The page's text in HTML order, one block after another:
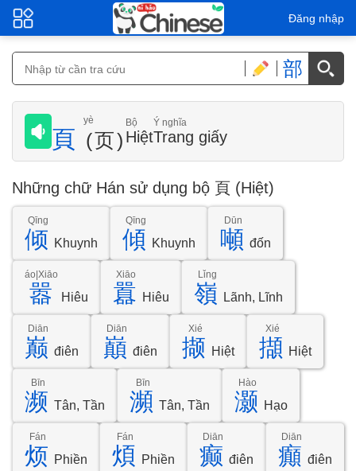
Đăng nhập
部
頁 (页)
yè
Hiệt
Bộ
Trang giấy
Ý nghĩa
Những chữ Hán sử dụng bộ 頁 (Hiệt)
倾
Qīng
Khuynh 傾
Qīng
Khuynh 噸
Dūn
đốn
嚣
áo|Xiāo
Hiêu 囂
Xiāo
Hiêu 嶺
Lǐng
Lãnh, Lĩnh
巅
Diān
điên 巔
Diān
điên 撷
Xié
Hiệt 擷
Xié
Hiệt
濒
Bīn
Tân, Tần 瀕
Bīn
Tân, Tần 灏
Hào
Hạo
烦
Fán
Phiền 煩
Fán
Phiền 癫
Diān
điên 癲
Diān
điên